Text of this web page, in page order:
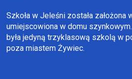
Szkoła w Jeleśni została założona
umiejscowiona w domu
była jedyną trzyklasową szkolą w
poza miastem Żywiec.